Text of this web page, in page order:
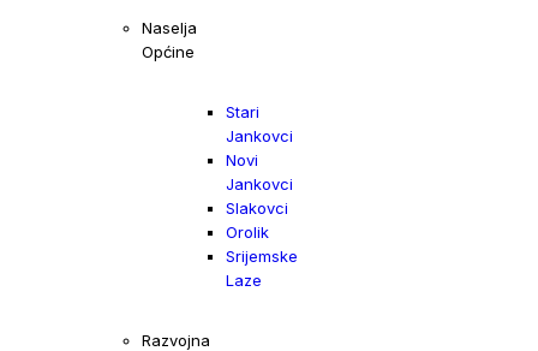
Naselja
Općine
Stari
Jankovci
Novi
Jankovci
Slakovci
Orolik
Srijemske
Laze
Razvojna